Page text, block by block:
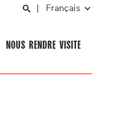
Français
NOUS RENDRE VISITE